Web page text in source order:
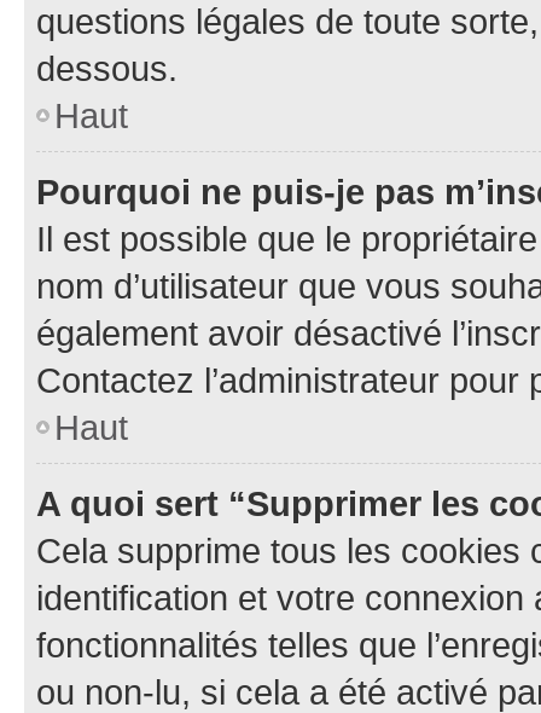
questions légales de toute
dessous.
Haut
Pourquoi ne puis-je pas
Il est possible que le
nom d’utilisateur que vous
également avoir désactivé
Contactez l’administrateur
Haut
A quoi sert “Supprimer les
Cela supprime tous les cookies
identification et votre
fonctionnalités telles que
ou non-lu, si cela a été activé